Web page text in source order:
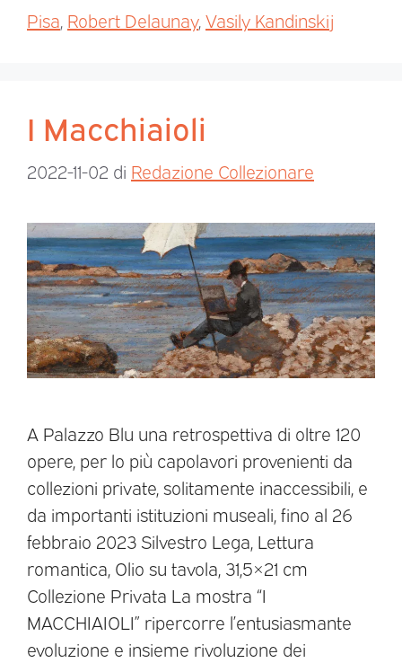
Pisa Robert Delaunay, Vasily Kandinskij
I Macchiaioli
2022-11-02 di Redazione Collezionare
A Palazzo Blu una retrospettiva di oltre 120
opere, per lo più capolavori provenienti da
collezioni private, solitamente inaccessibili, e
da importanti istituzioni museali, fino al 26
febbraio 2023 Silvestro Lega, Lettura
romantica, Olio su tavola, 31,5×21 cm
Collezione Privata La mostra “I
MACCHIAIOLI” ripercorre l’entusiasmante
evoluzione e insieme rivoluzione dei